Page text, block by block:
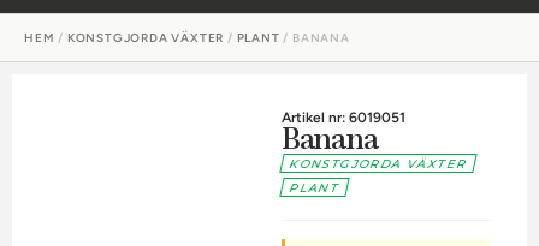
HEM / KONSTGJORDA VÄXTER / PLANT / BANANA
Artikel nr: 6019051
Banana
KONSTGJORDA VÄXTER
PLANT